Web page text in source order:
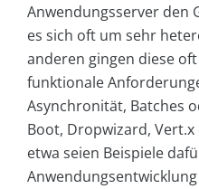
Anwendungsserver den
es sich oft um sehr
anderen gingen diese
funktionale
Asynchronität, Batches
Boot, Dropwizard,
etwa seien Beispiele